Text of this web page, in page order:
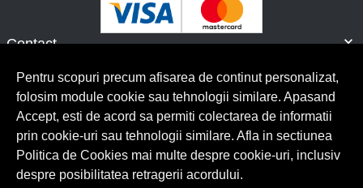
Contact
Servicii clienti
© Copyright 2026 Lumilux. Toate drepturile rezervate.
Pentru scopuri precum afisarea de continut personalizat,
folosim module cookie sau tehnologii similare. Apasand
Accept, esti de acord sa permiti colectarea de informatii
prin cookie-uri sau tehnologii similare. Afla in sectiunea
Politica de Cookies mai multe despre cookie-uri, inclusiv
despre posibilitatea retragerii acordului.